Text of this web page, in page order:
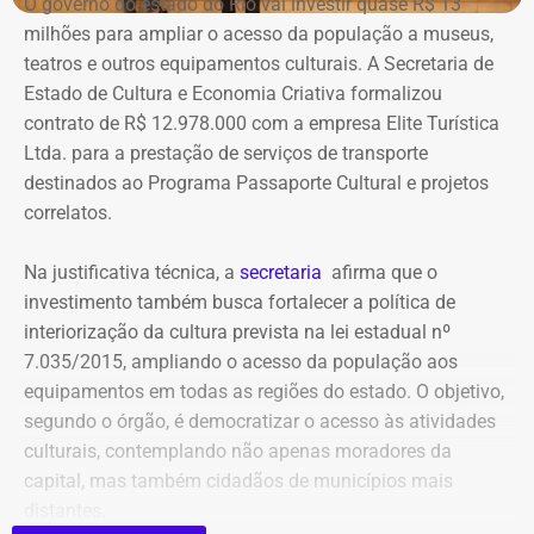
Declaração de bens de Bernardo Rossi em 2014 — Foto:
meios de recuperação, contas publicitárias e dados de
pagamento. Com isso, a Meta também seria obrigada a
elaborar uma tabela comparativa, indicando se os perfis
compartilham telefones, dispositivos, endereços de IP,
administradores, contas de anúncios, meios de
pagamento ou gerenciadores de negócios.
impulsionamentos e cita morte de
criança como exemplo de fake news
As 31 publicações relacionadas pela prefeitura tratam de
assuntos diversos. A lista inclui manchetes sobre prisões
na Assembleia Legislativa, supostos acordos políticos,
sucessão municipal, alterações no Fundo Municipal do
milhões para ampliar o acesso da população a museus,
teatros e outros equipamentos culturais. A Secretaria de
Estado de Cultura e Economia Criativa formalizou
contrato de R$ 12.978.000 com a empresa Elite Turística
Ltda. para a prestação de serviços de transporte
destinados ao Programa Passaporte Cultural e projetos
correlatos.
Na justificativa técnica, a secretaria afirma que o
investimento também busca fortalecer a política de
interiorização da cultura prevista na lei estadual nº
7.035/2015, ampliando o acesso da população aos
equipamentos em todas as regiões do estado. O objetivo,
segundo o órgão, é democratizar o acesso às atividades
culturais, contemplando não apenas moradores da
capital, mas também cidadãos de municípios mais